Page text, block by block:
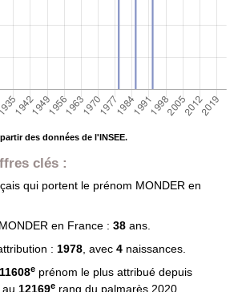
des données de l'INSEE.
clés :
qui portent le prénom MONDER en
MONDERen France : 38 ans.
: 1978, avec 4 naissances.
11608eprénom le plus attribué depuis
12169e rang du palmarès 2020.